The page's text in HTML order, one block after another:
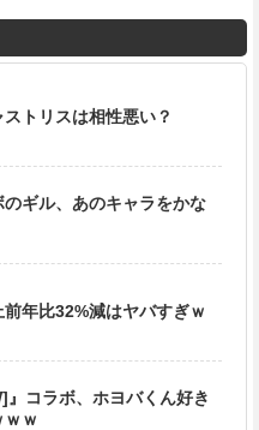
ストリスは相性悪い？
のギル、あのキャラをかな
前年比32%減はヤバすぎｗ
』コラボ、ホヨバくん好き
ｗ